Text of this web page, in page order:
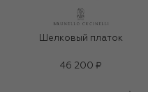
Шелковый платок
46 200 ₽